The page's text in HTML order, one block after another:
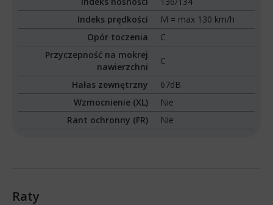
Indeks prędkości
M = max 130 km/h
Opór toczenia
C
Przyczepność na mokrej
nawierzchni
C
Hałas zewnętrzny
67dB
Wzmocnienie (XL)
Nie
Rant ochronny (FR)
Nie
Raty